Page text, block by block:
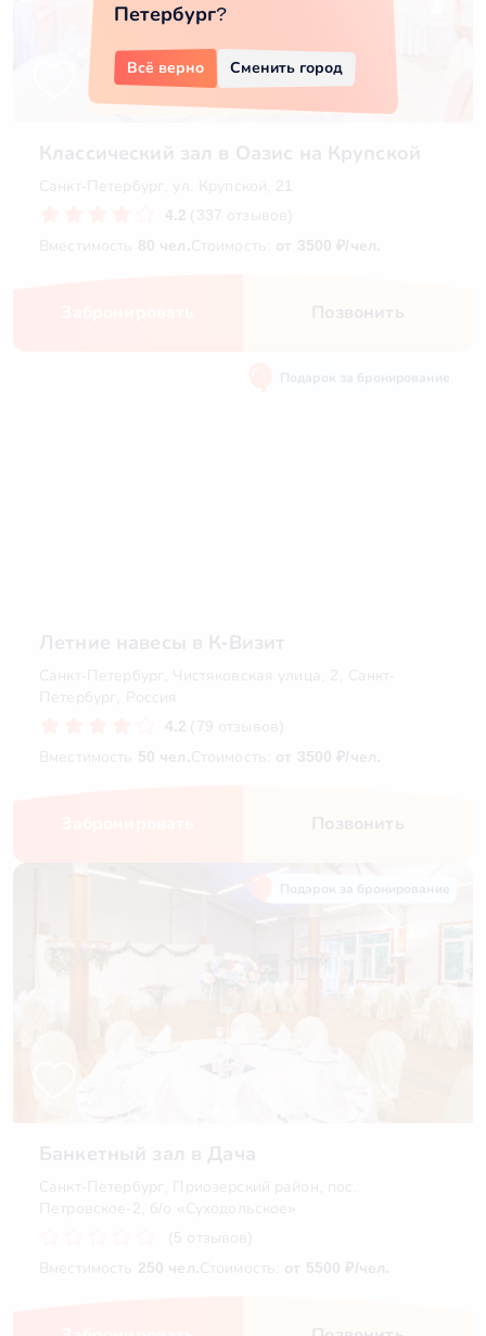
Классический зал в Оазис на Крупской
Санкт-Петербург, ул. Крупской, 21
4.2 (337 отзывов)
Вместимость 80 чел.Стоимость: от 3500 ₽/чел.
Позвонить
Летние навесы в К-Визит
Санкт-Петербург, Чистяковская улица, 2, Санкт-
Петербург, Россия
4.2 (79 отзывов)
Вместимость 50 чел.Стоимость: от 3500 ₽/чел.
Позвонить
Банкетный зал в Дача
Санкт-Петербург, Приозерский район, пос.
Петровское-2, б/о «Суходольское»
(5 отзывов)
Вместимость 250 чел.Стоимость: от 5500 ₽/чел.
Петербург?
Всё верно Сменить город